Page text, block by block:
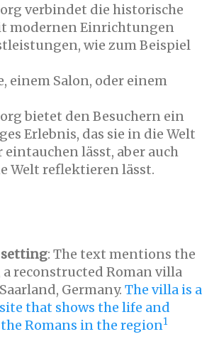
verbindet die historische
modernen Einrichtungen
wie zum Beispiel
einem Salon, oder einem
bietet den Besuchern ein
Erlebnis, das sie in die Welt
eintauchen lässt, aber auch
Welt reflektieren lässt.
: The text mentions the
a reconstructed Roman villa
Germany. The villa is a
that shows the life and
Romans in the region1